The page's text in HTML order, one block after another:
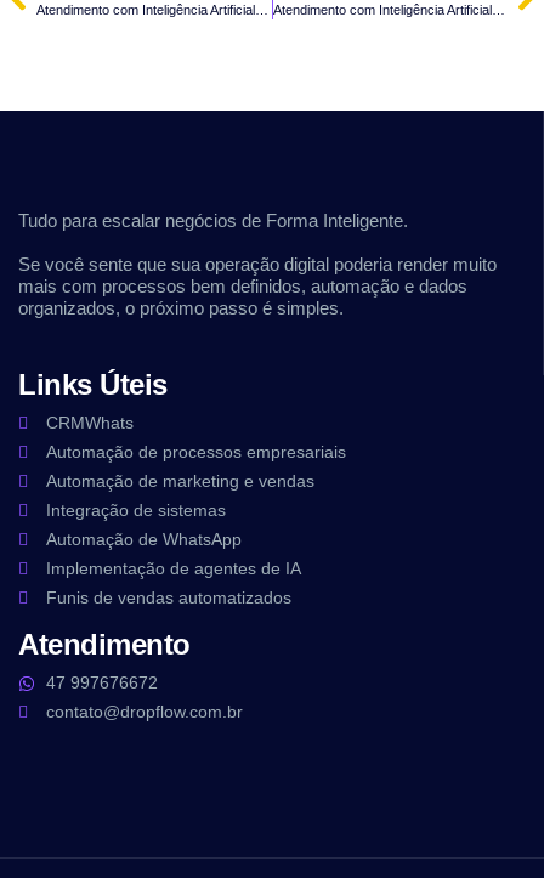
Atendimento com Inteligência Artificial em Itajaí – SC
Tudo para escalar negócios de Forma Inteligente.
Se você sente que sua operação digital poderia render muito
mais com processos bem definidos, automação e dados
organizados, o próximo passo é simples.
Links Úteis
CRMWhats
Automação de processos empresariais
Automação de marketing e vendas
Integração de sistemas
Automação de WhatsApp
Implementação de agentes de IA
Funis de vendas automatizados
Atendimento
47 997676672
contato@dropflow.com.br